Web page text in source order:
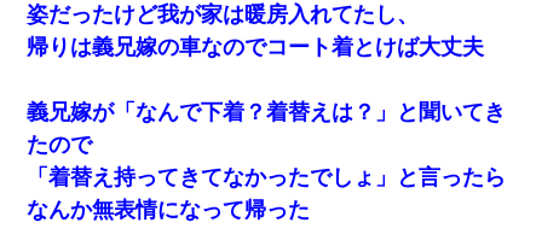
姿だったけど我が家は暖房入れてたし、
帰りは義兄嫁の車なのでコート着とけば大丈夫
義兄嫁が「なんで下着？着替えは？」と聞いてき
たので
「着替え持ってきてなかったでしょ」と言ったら
なんか無表情になって帰った